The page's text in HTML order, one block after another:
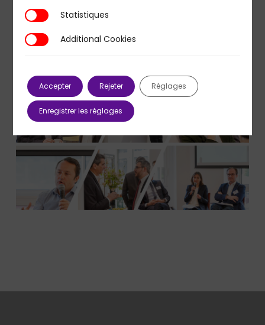
StatistiquesStatistiques
Additional Cookies
Additional Cookies
Accepter Rejeter Réglages
Enregistrer les réglages